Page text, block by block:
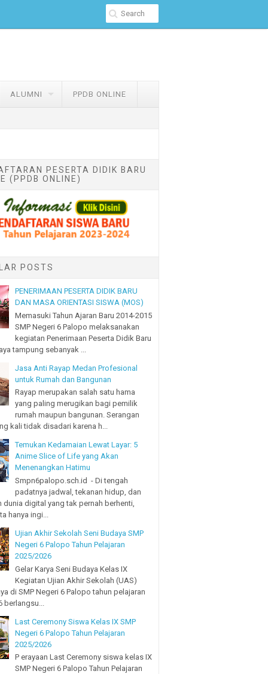
ALUMNI PPDB ONLINE
PESERTA DIDIK BARU
(PPDB ONLINE)
POSTS
PENERIMAAN PESERTA DIDIK BARU
DAN MASA ORIENTASI SISWA (MOS)
Memasuki Tahun Ajaran Baru 2014-2015
SMP Negeri 6 Palopo melaksanakan
kegiatan Penerimaan Peserta Didik Baru
tampung sebanyak ...
Jasa Anti Rayap Medan Profesional
untuk Rumah dan Bangunan
Rayap merupakan salah satu hama
yang paling merugikan bagi pemilik
rumah maupun bangunan. Serangan
kali tidak disadari karena h...
Temukan Kedamaian Lewat Layar: 5
Anime Slice of Life yang Akan
Menenangkan Hatimu
Smpn6palopo.sch.id - Di tengah
padatnya jadwal, tekanan hidup, dan
dunia digital yang tak pernah berhenti,
hanya ingi...
Ujian Akhir Sekolah Seni Budaya SMP
Negeri 6 Palopo Tahun Pelajaran
2025/2026
Gelar Karya Seni Budaya Kelas IX
Kegiatan Ujian Akhir Sekolah (UAS)
di SMP Negeri 6 Palopo tahun pelajaran
Last Ceremony Siswa Kelas IX SMP
Negeri 6 Palopo Tahun Pelajaran
2025/2026
P erayaan Last Ceremony siswa kelas IX
SMP Negeri 6 Palopo Tahun Pelajaran